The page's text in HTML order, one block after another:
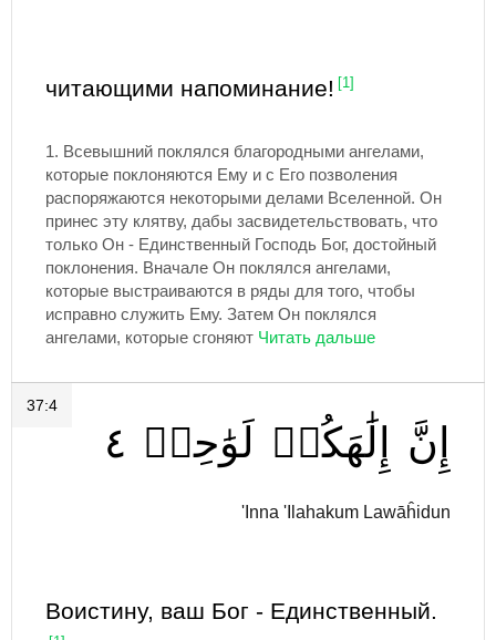
читающими напоминание! [1]
1. Всевышний поклялся благородными ангелами,
которые поклоняются Ему и с Его позволения
распоряжаются некоторыми делами Вселенной. Он
принес эту клятву, дабы засвидетельствовать, что
только Он - Единственный Господь Бог, достойный
поклонения. Вначале Он поклялся ангелами,
которые выстраиваются в ряды для того, чтобы
исправно служить Ему. Затем Он поклялся
ангелами, которые сгоняют
37:4
إِنَّ إِلَٰهَكُمۡ لَوَٰحِدٞ ٤
'Inna 'Ilahakum Lawāĥidun
Воистину, ваш Бог - Единственный.